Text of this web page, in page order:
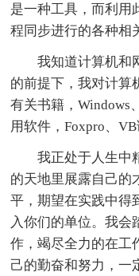
是一种工具，而利用
程同步进行的各种相
我知道计算机和
的前提下，我对计算
有关书籍，Windows
用软件，Foxpro、VB
我正处于人生中
的天地里展露自己的
平，期望在实践中得
入你们的单位。我会
作，竭尽全力的在工
己的勤奋和努力，一